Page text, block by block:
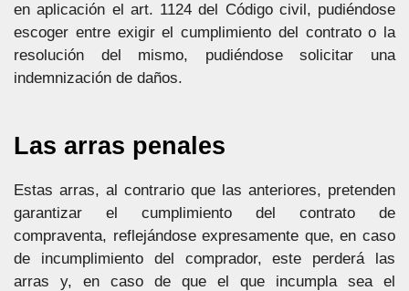
en aplicación el art. 1124 del Código civil, pudiéndose
escoger entre exigir el cumplimiento del contrato o la
resolución del mismo, pudiéndose solicitar una
indemnización de daños.
Las arras penales
Estas arras, al contrario que las anteriores, pretenden
garantizar el cumplimiento del contrato de
compraventa, reflejándose expresamente que, en caso
de incumplimiento del comprador, este perderá las
arras y, en caso de que el que incumpla sea el